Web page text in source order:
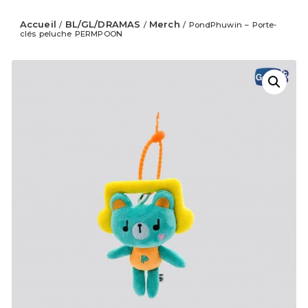
Accueil / BL/GL/DRAMAS / Merch / PondPhuwin – Porte-
clés peluche PERMPOON